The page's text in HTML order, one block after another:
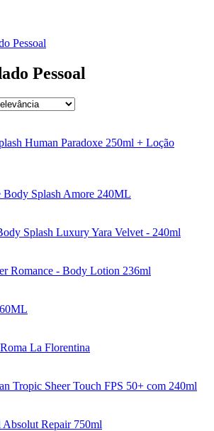
Pessoal
Pessoal
Human Paradoxe 250ml + Loção
Splash Amore 240ML
Splash Luxury Yara Velvet - 240ml
Romance - Body Lotion 236ml
La Florentina
Tropic Sheer Touch FPS 50+ com 240ml
Repair 750ml